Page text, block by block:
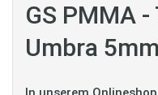
GS PMMA
Umbra